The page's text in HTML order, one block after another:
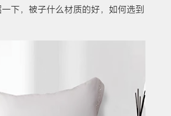
下，被子什么材质的好，如何选到